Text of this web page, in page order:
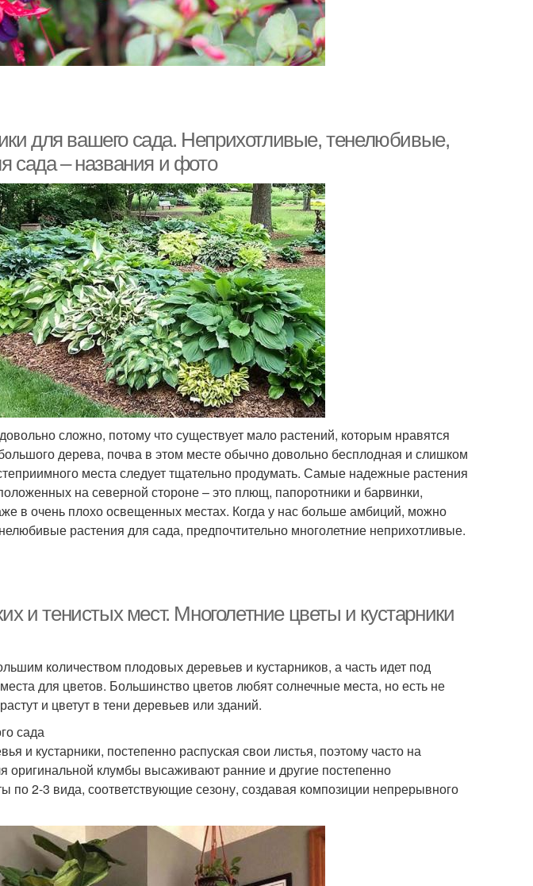
для вашего сада. Неприхотливые, тенелюбивые,
сада – названия и фото
сложно, потому что существует мало растений, которым нравятся
дерева, почва в этом месте обычно довольно бесплодная и слишком
места следует тщательно продумать. Самые надежные растения
на северной стороне – это плющ, папоротники и барвинки,
в очень плохо освещенных местах. Когда у нас больше амбиций, можно
растения для сада, предпочтительно многолетние неприхотливые.
и тенистых мест. Многолетние цветы и кустарники
количеством плодовых деревьев и кустарников, а часть идет под
для цветов. Большинство цветов любят солнечные места, но есть не
и цветут в тени деревьев или зданий.
сада
и кустарники, постепенно распуская свои листья, поэтому часто на
оригинальной клумбы высаживают ранние и другие постепенно
по 2-3 вида, соответствующие сезону, создавая композиции непрерывного